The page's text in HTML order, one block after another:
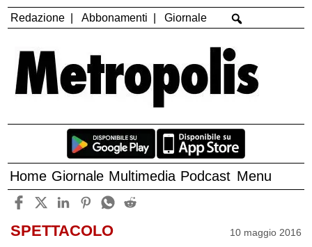
Redazione Abbonamenti Giornale
Home Giornale Multimedia Podcast Menu
SPETTACOLO 10 maggio 2016